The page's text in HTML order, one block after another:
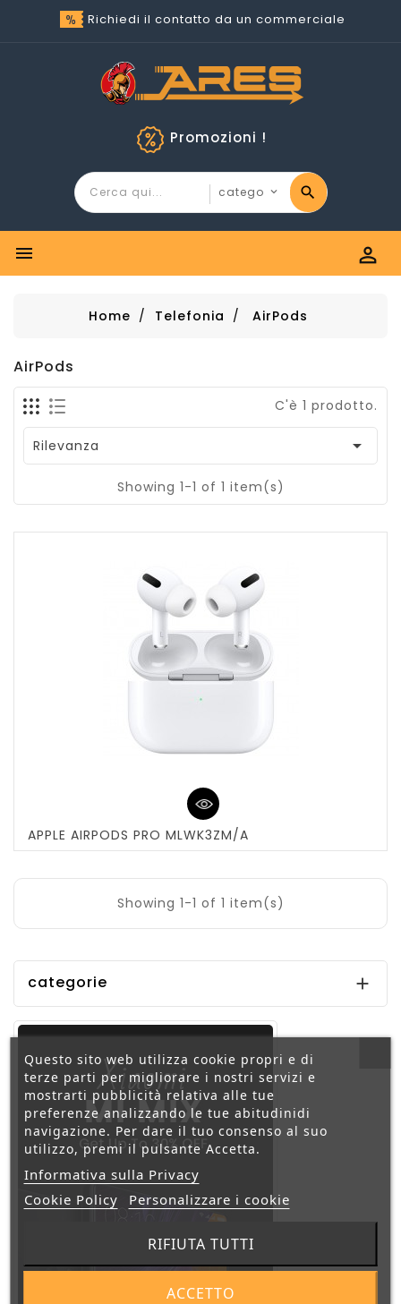
Richiedi il contatto da un commerciale
Promozioni !
 
Home Telefonia AirPods
AirPods
C'è 1 prodotto.
Rilevanza 
Showing 1-1 of 1 item(s)
APPLE AIRPODS PRO MLWK3ZM/A
Showing 1-1 of 1 item(s)
categorie 
Questo sito web utilizza cookie propri e di
terze parti per migliorare i nostri servizi e
mostrarti pubblicità relativa alle tue
preferenze analizzando le tue abitudinidi
navigazione. Per dare il tuo consenso al suo
utilizzo, premi il pulsante Accetta.
Informativa sulla Privacy
Cookie Policy
Personalizzare i cookie
RIFIUTA TUTTI
ACCETTO